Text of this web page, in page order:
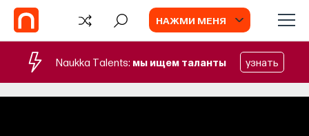
НАЖМИ МЕНЯ
Naukka Talents: мы ищем таланты узнать
СОБЫТИЯ